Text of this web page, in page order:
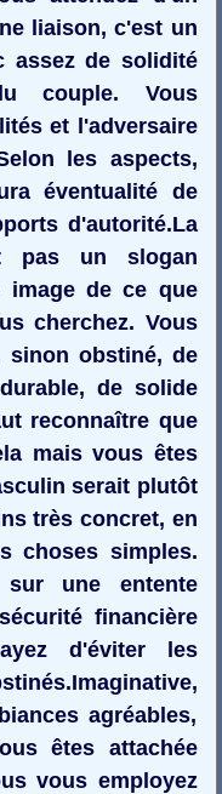
liaison, c'est un
assez de solidité
couple. Vous
et l'adversaire
les aspects,
éventualité de
d'autorité.La
pas un slogan
image de ce que
cherchez. Vous
sinon obstiné, de
de solide
reconnaître que
mais vous êtes
serait plutôt
très concret, en
choses simples.
une entente
financière
d'éviter les
agréables,
êtes attachée
vous employez